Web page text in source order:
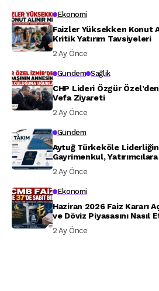
Ekonomi
Faizler Yüksekken Konut
Kritik Yatırım Tavsiyeleri
2 Ay Önce
Gündem Sağlık
CHP Lideri Özgür
Vefa Ziyareti
2 Ay Önce
Gündem
Aytuğ Türkeköle
Gayrimenkul,
2 Ay Önce
Ekonomi
Haziran 2026 Faiz Kararı
ve Döviz Piyasasını Nasıl
2 Ay Önce